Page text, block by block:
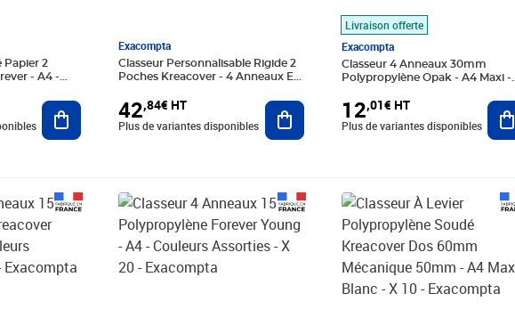
Papier 2
- A4 -
Ajouter au panier
Exacompta
Classeur Personnalisable Rigide 2
Poches Kreacover - 4 Anneaux En
Exacompta
42,84€ HT
Plus de variantes disponibles
Ajouter au panier
Livraison offerte
Exacompta
Classeur 4 Anneaux 30mm
Polypropylène Opak - A4 Maxi -
Exacompta
12,01€ HT
Plus de variantes disponibles
Prix 90,73€ HT Prix 59,94€ HT